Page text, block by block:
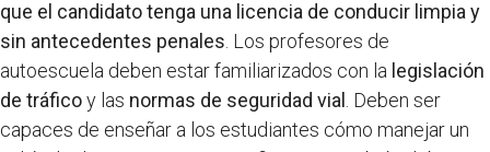
que el candidato tenga una licencia de conducir limpia y
sin antecedentes penales . Los profesores de
autoescuela deben estar familiarizados con la legislación
de tráficoy las normas de seguridad vial
. Deben ser
capaces de enseñar a los estudiantes cómo manejar un